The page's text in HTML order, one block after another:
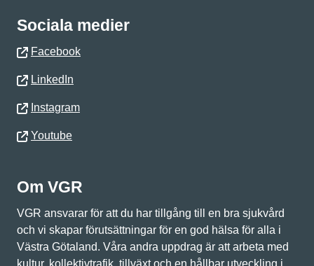
Sociala medier
Facebook
LinkedIn
Instagram
Youtube
Om VGR
VGR ansvarar för att du har tillgång till en bra sjukvård
och vi skapar förutsättningar för en god hälsa för alla i
Västra Götaland. Våra andra uppdrag är att arbeta med
kultur, kollektivtrafik, tillväxt och en hållbar utveckling i